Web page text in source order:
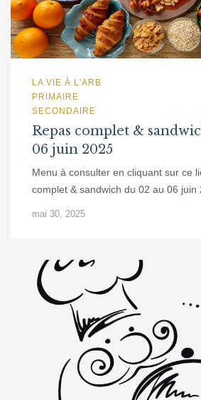
LA VIE À L'ARB
PRIMAIRE
SECONDAIRE
Repas complet &
06 juin 2025
Menu à consulter en cliquant sur ce
complet & sandwich du 02 au 06 juin
mai 30, 2025